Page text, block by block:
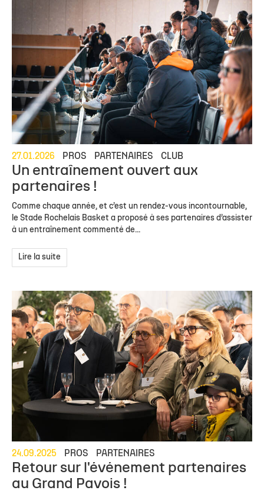
27.01.2026 PROS PARTENAIRES CLUB
Un entraînement ouvert aux
partenaires !
Comme chaque année, et c’est un rendez-vous incontournable,
le Stade Rochelais Basket a proposé à ses partenaires d’assister
à un entraînement commenté de...
Lire la suite
24.09.2025 PROS PARTENAIRES
Retour sur l'événement partenaires
au Grand Pavois !